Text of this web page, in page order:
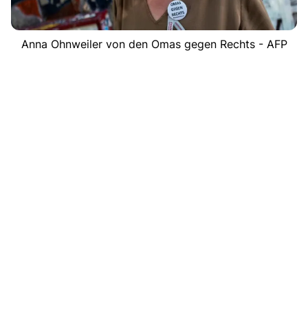
Anna Ohnweiler von den Omas gegen Rechts - AFP